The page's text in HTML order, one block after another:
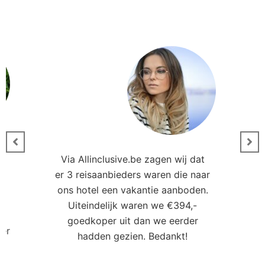
Via Allinclusive.be zagen wij dat
er 3 reisaanbieders waren die naar
ons hotel een vakantie aanboden.
Uiteindelijk waren we €394,-
goedkoper uit dan we eerder
hadden gezien. Bedankt!